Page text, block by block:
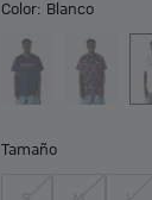
Color: Blanco
Tamaño